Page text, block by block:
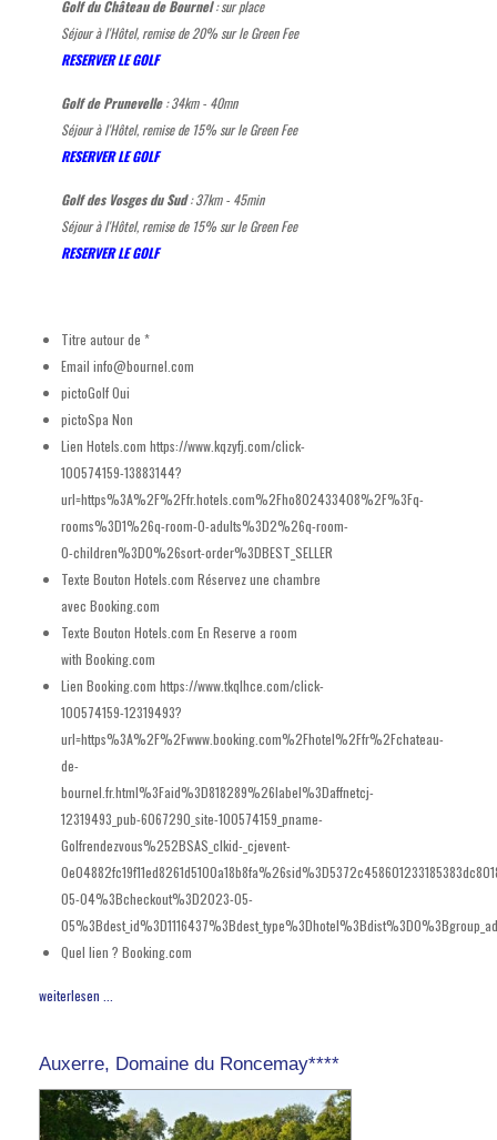
Golf du Château de Bournel: sur place
Séjour à l'Hôtel, remise de 20% sur le Green Fee
RESERVER LE GOLF
Golf de Prunevelle: 34km - 40mn
Séjour à l'Hôtel, remise de 15% sur le Green Fee
RESERVER LE GOLF
Golf des Vosges du Sud: 37km - 45min
Séjour à l'Hôtel, remise de 15% sur le Green Fee
RESERVER LE GOLF
Titre autour de *
Email info@bournel.com
pictoGolfOui
pictoSpa Non
Lien Hotels.com https://www.kqzyfj.com/click-
100574159-13883144?
url=https%3A%2F%2Ffr.hotels.com%2Fho802433408%2F%3Fq-
rooms%3D1%26q-room-0-adults%3D2%26q-room-
0-children%3D0%26sort-order%3DBEST_SELLER
Texte Bouton Hotels.com Réservez une chambre
avec Booking.com
Texte Bouton Hotels.com En Reserve a room
with Booking.com
Lien Booking.com https://www.tkqlhce.com/click-
100574159-12319493?
url=https%3A%2F%2Fwww.booking.com%2Fhotel%2Ffr%2Fchateau-
de-
bournel.fr.html%3Faid%3D818289%26label%3Daffnetcj-
12319493_pub-6067290_site-100574159_pname-
Golfrendezvous%252BSAS_clkid-_cjevent-
05-04%3Bcheckout%3D2023-05-
Quel lien ? Booking.com
weiterlesen ...
Auxerre, Domaine du Roncemay****